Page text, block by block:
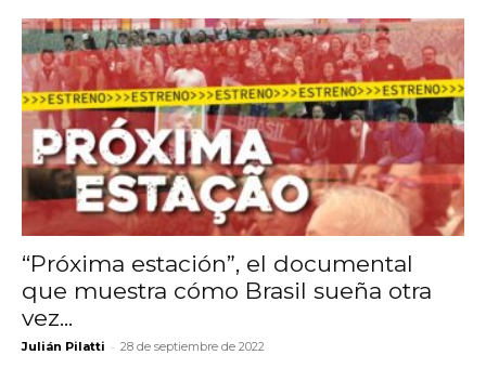
“Próxima estación”, el documental
que muestra cómo Brasil sueña otra
vez...
Julián Pilatti - 28 de septiembre de 2022